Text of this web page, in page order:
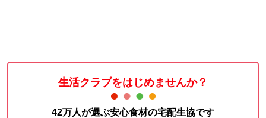
生活クラブをはじめませんか？
42万人が選ぶ安心食材の宅配生協です